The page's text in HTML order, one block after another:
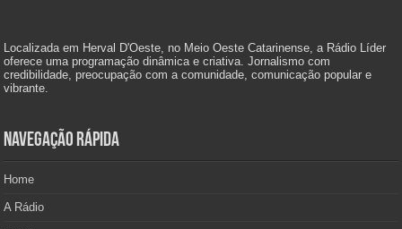
Localizada em Herval D'Oeste, no Meio Oeste Catarinense, a Rádio Líder
oferece uma programação dinâmica e criativa. Jornalismo com
credibilidade, preocupação com a comunidade, comunicação popular e
vibrante.
Navegação Rápida
Home
A Rádio